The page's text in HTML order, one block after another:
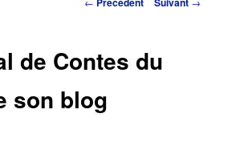
de Contes du
son blog